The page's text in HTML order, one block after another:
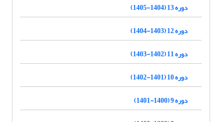
دوره 13 (1404-1405)
دوره 12 (1403-1404)
دوره 11 (1402-1403)
دوره 10 (1401-1402)
دوره 9 (1400-1401)